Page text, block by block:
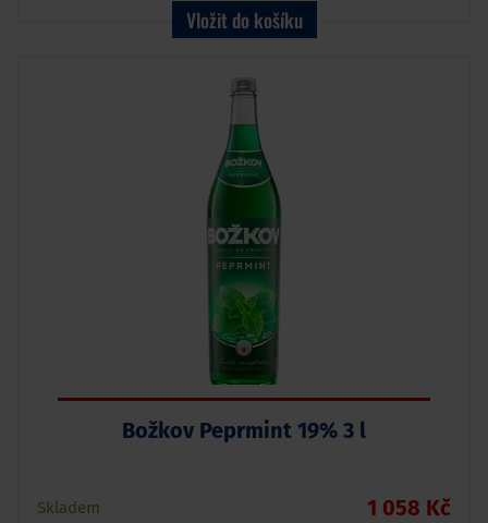
Vložit do košíku
Božkov Peprmint 19% 3 l
Skladem 1 058 Kč